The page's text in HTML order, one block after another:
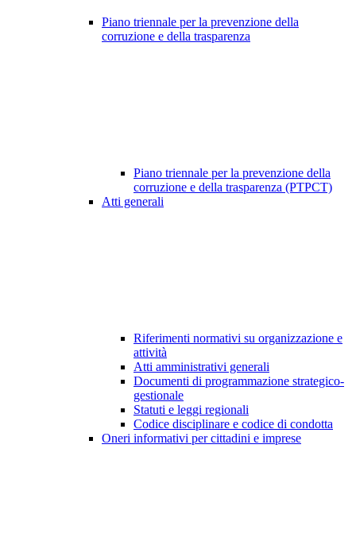
Piano triennale per la prevenzione della
corruzione e della trasparenza
Piano triennale per la prevenzione della
corruzione e della trasparenza (PTPCT)
Atti generali
Riferimenti normativi su organizzazione e
attività
Atti amministrativi generali
Documenti di programmazione strategico-
gestionale
Statuti e leggi regionali
Codice disciplinare e codice di condotta
Oneri informativi per cittadini e imprese